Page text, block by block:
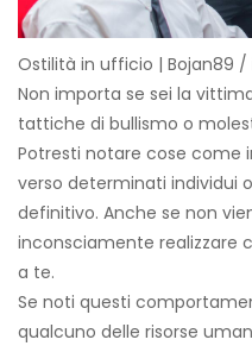
Ostilità in ufficio | Bojan89
Non importa se sei la
tattiche di bullismo o
Potresti notare cose come
verso determinati individui
definitivo. Anche se non
inconsciamente realizzare
a te.
Se noti questi
qualcuno delle risorse